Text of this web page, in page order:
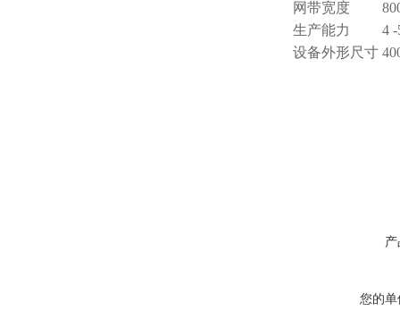
网带宽度
生产能力
4
设备外形尺寸
您的单